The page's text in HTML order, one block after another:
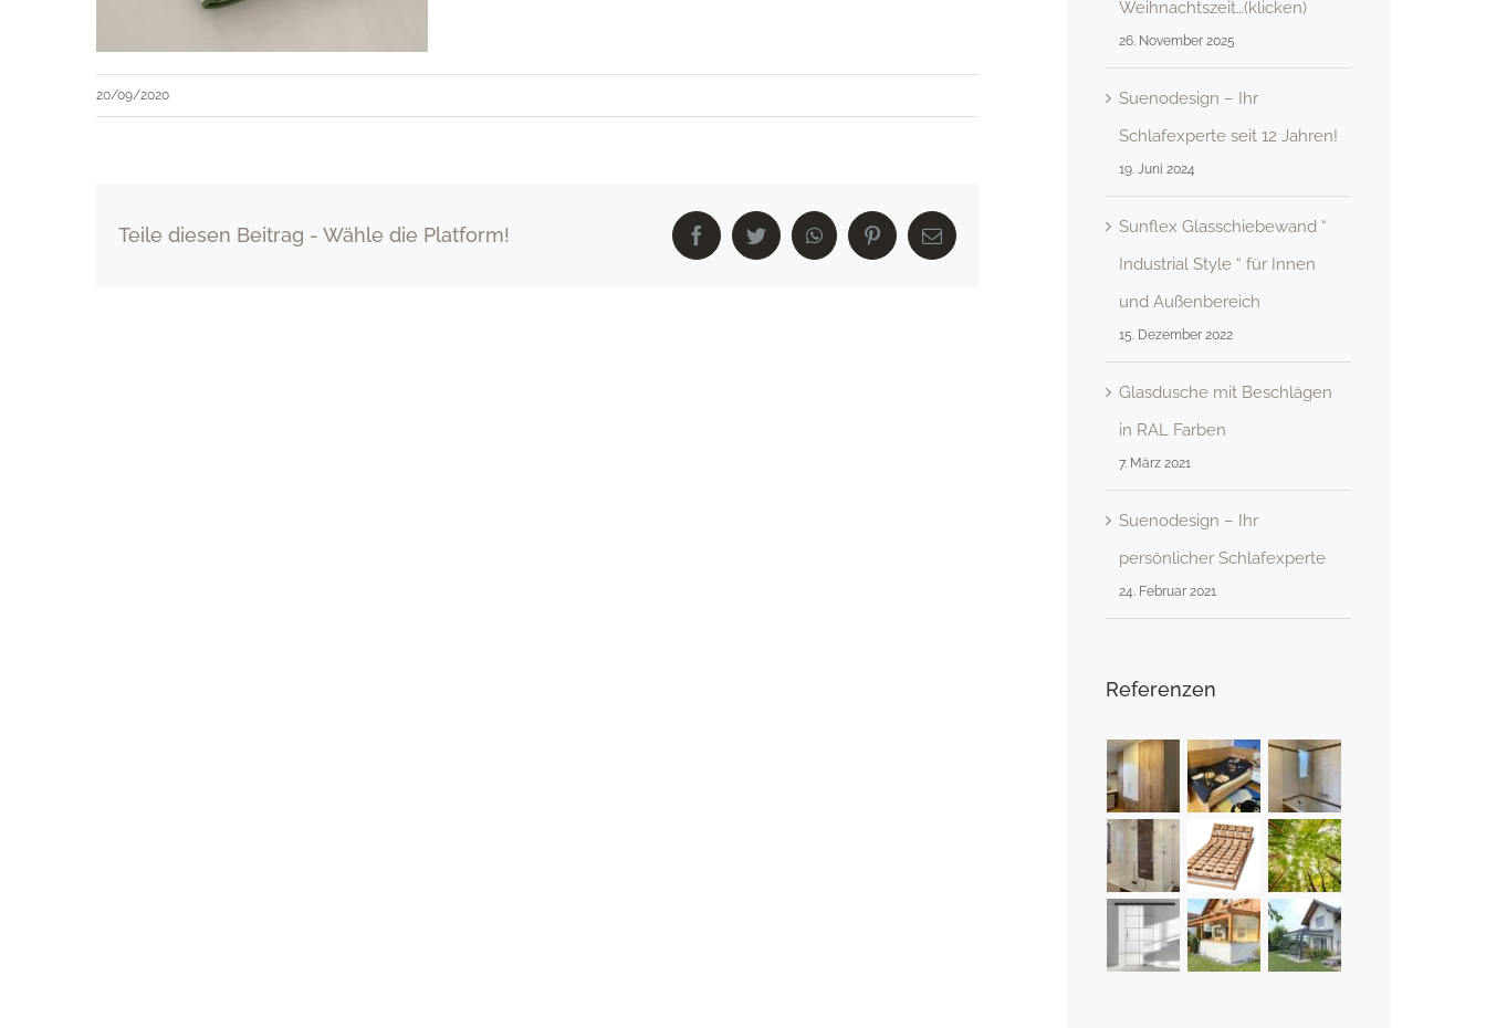
20/09/2020
Teile diesen Beitrag - Wähle die Platform! FacebookTwitterWhatsAppPinterest
E-
Mail
Weihnachtszeit…(klicken)
26. November 2025
Suenodesign – Ihr
Schlafexperte seit 12 Jahren!
19. Juni 2024
Sunflex Glasschiebewand “
Industrial Style “ für Innen
und Außenbereich
15. Dezember 2022
Glasdusche mit Beschlägen
in RAL Farben
7. März 2021
Suenodesign – Ihr
persönlicher Schlafexperte
24. Februar 2021
Referenzen